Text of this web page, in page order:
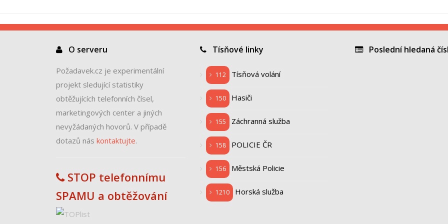
O serveru
Požadavek.cz je experimentální
projekt sledující statistiky
obtěžujících telefonních čísel,
marketingových center a jiných
nevyžádaných hovorů. V případě
dotazů nás kontaktujte.
STOP telefonnímu
SPAMU a obtěžování
Tísňové linky
112 Tísňová volání
150 Hasiči
155 Záchranná služba
158 POLICIE ČR
156 Městská Policie
1210 Horská služba
Poslední hledaná